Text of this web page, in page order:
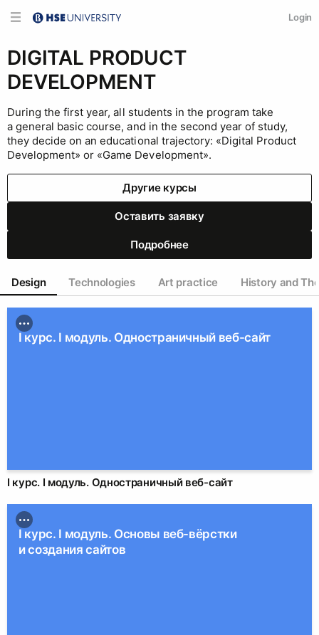
Login
DIGITAL PRODUCT
DEVELOPMENT
During the first year, all students in the program take
a general basic course, and in the second year of study,
they decide on an educational trajectory: «Digital Product
Development» or «Game Development».
Другие курсы
Оставить заявку
Подробнее
Design Technologies Art practice History and
I курс. I модуль. Одностраничный веб-сайт
I курс. I модуль. Одностраничный веб-сайт
I курс. I модуль. Основы веб-вёрстки
и создания сайтов